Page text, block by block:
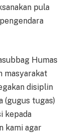
pula
Humas
masyarakat
disiplin
(gugus tugas)
kepada
kami agar